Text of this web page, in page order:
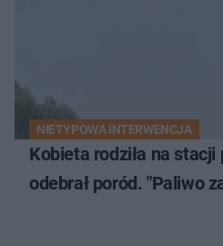
NIETYPOWA INTERWENCJA
Kobieta rodziła na
odebrał poród. "Paliwo